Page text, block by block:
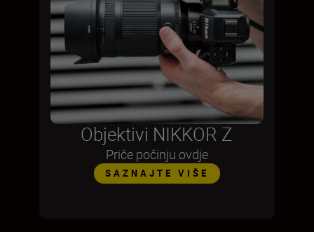
Objektivi NIKKOR Z
Priče počinju ovdje
SAZNAJTE VIŠE